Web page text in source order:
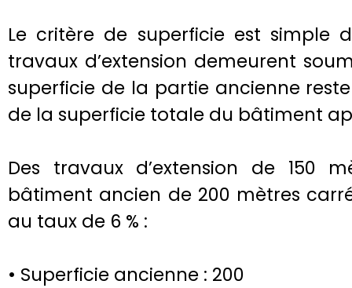
Le critère de superficie est simple
travaux d’extension demeurent
superficie de la partie ancienne
de la superficie totale du bâtiment
Des travaux d’extension de 150
bâtiment ancien de 200 mètres
au taux de 6 % :
• Superficie ancienne : 200